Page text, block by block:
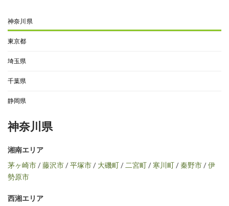
神奈川県
東京都
埼玉県
千葉県
静岡県
神奈川県
湘南エリア
茅ヶ崎市/藤沢市/平塚市/ 大磯町/二宮町/寒川町/秦野市/伊
勢原市
西湘エリア